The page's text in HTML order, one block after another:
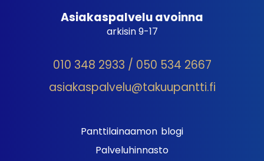
Asiakaspalvelu avoinna
arkisin 9-17
010 348 2933 / 050 534 2667
asiakaspalvelu@takuupantti.fi
Panttilainaamon blogi
Palveluhinnasto